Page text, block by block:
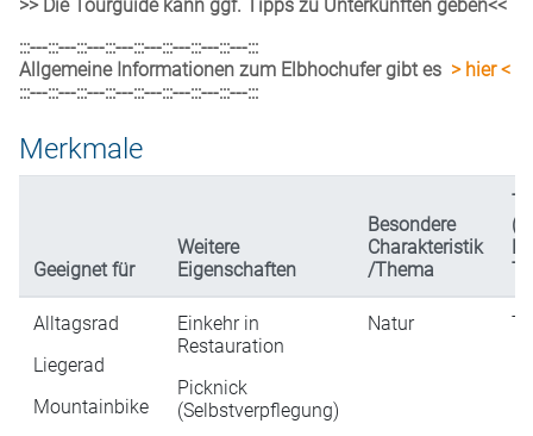
>> Die Tourguide kann ggf. Tipps zu Unterkünften geben<<
:::---:::---:::---:::---:::---:::---:::---:::---:::
Allgemeine Informationen zum Elbhochufer gibt es > hier <
:::---:::---:::---:::---:::---:::---:::---:::---:::
Merkmale
Geeignet für
Weitere
Eigenschaften
Besondere
Charakteristik
/Thema
Alltagsrad
Liegerad
Mountainbike
Einkehr in
Restauration
Picknick
(Selbstverpflegung)
Natur